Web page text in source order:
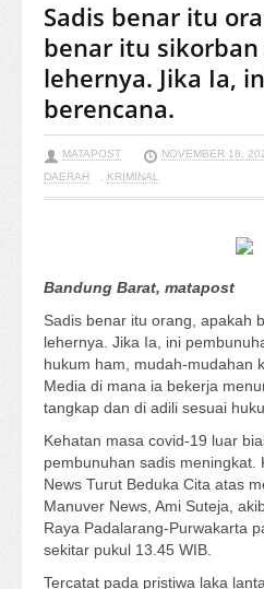
Sadis benar itu
benar itu
lehernya. Jika Ia,
berencana.
MATAPOST NOVEMBER 18,
DAERAH
, KRIMINAL
Bandung Barat, matapost
Sadis benar itu orang, apakah
lehernya. Jika Ia, ini
hukum ham, mudah-mudahan
Media di mana ia bekerja
tangkap dan di adili sesuai
Kehatan masa covid-19 luar
pembunuhan sadis meningkat.
News Turut Beduka Cita atas
Manuver News, Ami Suteja,
Raya Padalarang-Purwakarta
sekitar pukul 13.45 WIB.
Tercatat pada pristiwa laka